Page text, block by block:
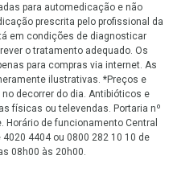
para automedicação e não
prescrita pelo profissional da
em condições de diagnosticar
o tratamento adequado. Os
para compras via internet. As
ilustrativas. *Preços e
decorrer do dia. Antibióticos e
físicas ou televendas. Portaria nº
Horário de funcionamento Central
4404 ou 0800 282 10 10 de
08h00 às 20h00.